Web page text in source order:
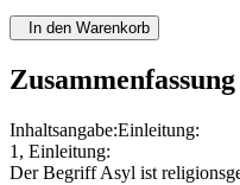
In den Warenkorb
Zusammenfassung
Inhaltsangabe:Einleitung:
1, Einleitung:
Der Begriff Asyl ist